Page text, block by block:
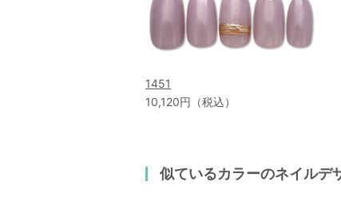
1451
10,120円（税込）
似ているカラーのネイルデ